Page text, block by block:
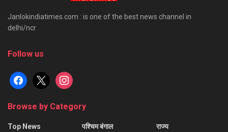
Janlokindiatimes.com : is one of the best news channel in
delhi/ncr
Follow us
facebook
x instagram
Browse by Category
Top News
पश्चिम बंगाल
राज्य